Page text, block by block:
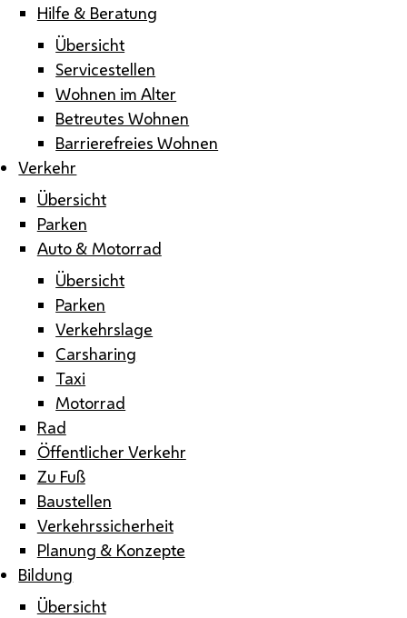
Hilfe & Beratung
Übersicht
Servicestellen
Wohnen im Alter
Betreutes Wohnen
Barrierefreies Wohnen
Verkehr
Übersicht
Parken
Auto & Motorrad
Übersicht
Parken
Verkehrslage
Carsharing
Taxi
Motorrad
Rad
Öffentlicher Verkehr
Zu Fuß
Baustellen
Verkehrssicherheit
Planung & Konzepte
Bildung
Übersicht